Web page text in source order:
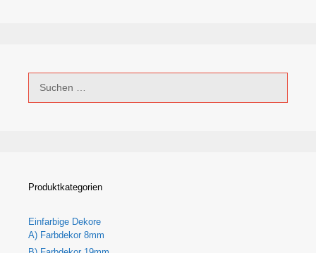
nach:
Produktkategorien
Einfarbige Dekore
A) Farbdekor 8mm